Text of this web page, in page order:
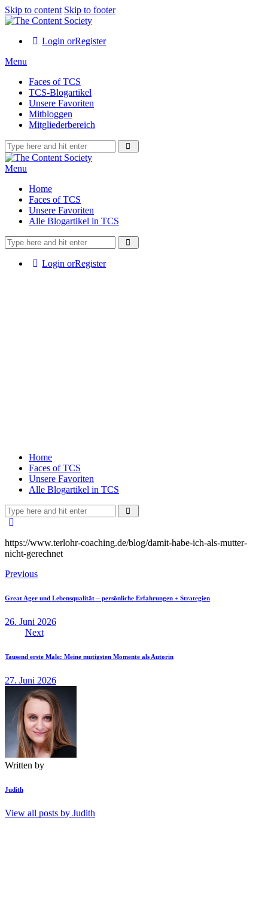
Skip to content Skip to footer
Login orRegister
Menu
Faces of TCS
TCS-Blogartikel
Unsere Favoriten
Mitbloggen
Mitgliederbereich
Menu
Home
Faces of TCS
Unsere Favoriten
Alle Blogartikel in TCS
Login orRegister
Home
Faces of TCS
Unsere Favoriten
Alle Blogartikel in TCS
https://www.terlohr-coaching.de/blog/damit-habe-ich-als-mutter-
nicht-gerechnet
Beitragsnavigation
Previous
Great Ager und Lebensqualität – persönliche Erfahrungen + Strategien
26. Juni 2026
Next
Tausend erste Male: Meine mutigsten Momente als Autorin
27. Juni 2026
Written by
Judith
View all posts by Judith